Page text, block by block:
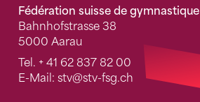
Fédération suisse de gymnastique
Bahnhofstrasse 38
5000 Aarau
Tel. + 41 62 837 82 00
E-Mail: stv@stv-fsg.ch